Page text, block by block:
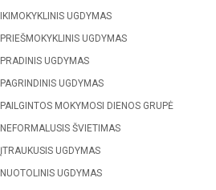
IKIMOKYKLINIS UGDYMAS
PRIEŠMOKYKLINIS UGDYMAS
PRADINIS UGDYMAS
PAGRINDINIS UGDYMAS
PAILGINTOS MOKYMOSI DIENOS GRUPĖ
NEFORMALUSIS ŠVIETIMAS
ĮTRAUKUSIS UGDYMAS
NUOTOLINIS UGDYMAS